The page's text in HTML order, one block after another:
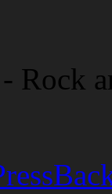
Rock